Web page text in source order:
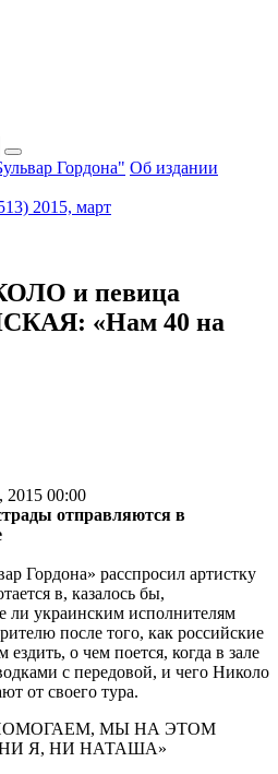
Гордона" Об издании
2015, март
и певица
«Нам 40 на
2015 00:00
отправляются в
Гордона» расспросил артистку
в, казалось бы,
ли украинским исполнителям
после того, как российские
ездить, о чем поется, когда в зале
с передовой, и чего Николо
от своего тура.
МЫ НА ЭТОМ
Я, НИ НАТАША»